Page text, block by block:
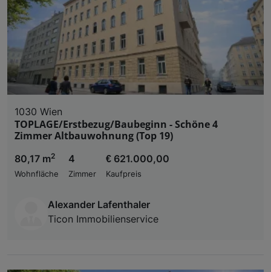
1030 Wien
TOPLAGE/Erstbezug/Baubeginn - Schöne 4
Zimmer Altbauwohnung (Top 19)
80,17 m2
Wohnfläche
4
Zimmer
€ 621.000,00
Kaufpreis
Alexander Lafenthaler
Ticon Immobilienservice